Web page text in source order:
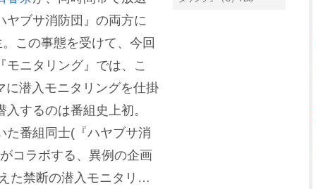
ヤブサ消防団』の両方に
この事態を受けて、今回
モニタリング』では、こ
に潜入モニタリングを仕掛
するのは番組史上初。
た番組同士(『ハヤブサ消
コラボする、異例の企画
た禁断の潜入モニタリン